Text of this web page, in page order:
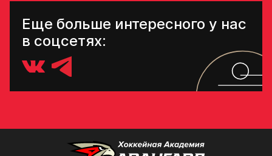
Еще больше интересного у нас
в соцсетях: